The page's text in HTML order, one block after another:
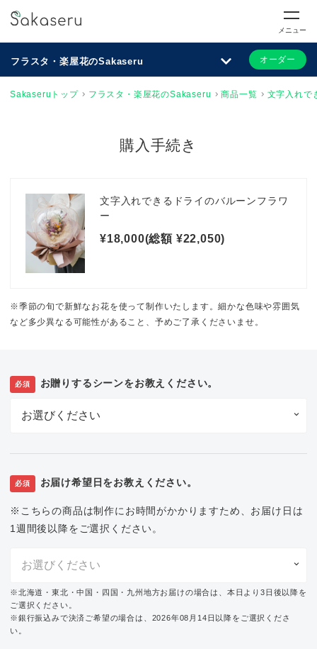
メニュー
フラスタ・楽屋花のSakaseru オーダー
Sakaseruトップ フラスタ・楽屋花のSakaseru 商品一覧 文字入れで
購入手続き
文字入れできるドライのバルーンフラワ
ー
¥18,000(総額 ¥22,050)
※季節の旬で新鮮なお花を使って制作いたします。細かな色味や雰囲気
など多少異なる可能性があること、予めご了承くださいませ。
必須 お贈りするシーンをお教えください。
必須 お届け希望日をお教えください。
※こちらの商品は制作にお時間がかかりますため、お届け日は
1週間後以降をご選択ください。
※北海道・東北・中国・四国・九州地方お届けの場合は、本日より3日後以降を
ご選択ください。
※銀行振込みで決済ご希望の場合は、2026年08月14日以降をご選択くださ
い。